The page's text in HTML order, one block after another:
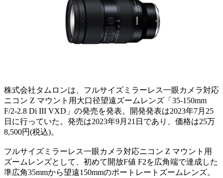
株式会社タムロンは、フルサイズミラーレス一眼カメラ対応
ニコン Z マウント用大口径望遠ズームレンズ「35-150mm
F/2-2.8 Di III VXD」の発売を発表。開発発表は2023年7月25
日に行っていた。発売は2023年9月21日であり、価格は25万
8,500円(税込)。
フルサイズミラーレス一眼カメラ対応ニコン Z マウント用
ズームレンズとして、初めて開放F値 F2を広角端で達成した
準広角35mmから望遠150mmのポートレートズームレンズ。